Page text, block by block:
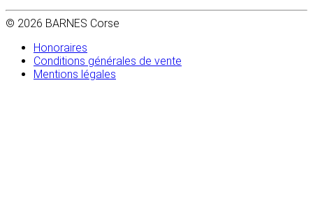
© 2026 BARNES Corse
Honoraires
Conditions générales de vente
Mentions légales